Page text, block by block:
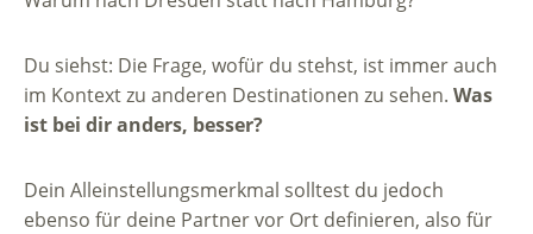
Du siehst: Die Frage, wofür du stehst, ist immer auch
im Kontext zu anderen Destinationen zu sehen. Was
ist bei dir anders, besser?
Dein Alleinstellungsmerkmal solltest du jedoch
ebenso für deine Partner vor Ort definieren, also für